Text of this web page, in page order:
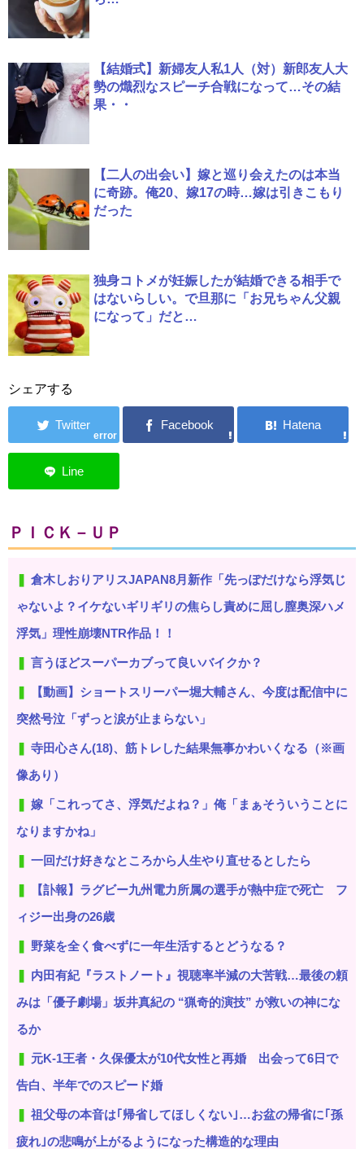
【結婚式】新婦友人私1人（対）新郎友人大
勢の熾烈なスピーチ合戦になって…その結
果・・
【二人の出会い】嫁と巡り会えたのは本当
に奇跡。俺20、嫁17の時…嫁は引きこもり
だった
独身コトメが妊娠したが結婚できる相手で
はないらしい。で旦那に「お兄ちゃん父親
になって」だと…
シェアする
error
ＰＩＣＫ－ＵＰ
倉木しおりアリスJAPAN8月新作「先っぽだけなら浮気じ
ゃないよ？イケないギリギリの焦らし責めに屈し膣奥深ハメ
浮気」理性崩壊NTR作品！！
言うほどスーパーカブって良いバイクか？
【動画】ショートスリーパー堀大輔さん、今度は配信中に
突然号泣「ずっと涙が止まらない」
寺田心さん(18)、筋トレした結果無事かわいくなる（※画
像あり）
嫁「これってさ、浮気だよね？」俺「まぁそういうことに
なりますかね」
一回だけ好きなところから人生やり直せるとしたら
【訃報】ラグビー九州電力所属の選手が熱中症で死亡 フ
ィジー出身の26歳
野菜を全く食べずに一年生活するとどうなる？
内田有紀『ラストノート』視聴率半減の大苦戦…最後の頼
みは「優子劇場」坂井真紀の “猟奇的演技” が救いの神にな
るか
元K-1王者・久保優太が10代女性と再婚 出会って6日で
告白、半年でのスピード婚
祖父母の本音は｢帰省してほしくない｣…お盆の帰省に｢孫
疲れ｣の悲鳴が上がるようになった構造的な理由